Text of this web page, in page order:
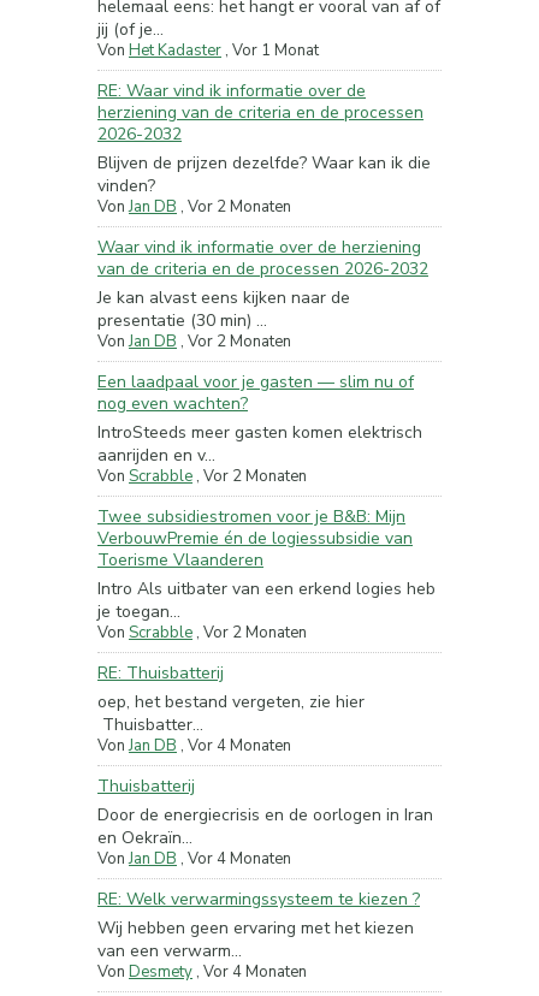
helemaal eens: het hangt er vooral van af of
jij (of je...
Von Het Kadaster , Vor 1 Monat
RE: Waar vind ik informatie over de
herziening van de criteria en de processen
2026-2032
Blijven de prijzen dezelfde? Waar kan ik die
vinden?
VonJan DB , Vor 2 Monaten
Waar vind ik informatie over de herziening
van de criteria en de processen 2026-2032
Je kan alvast eens kijken naar de
presentatie (30 min) ...
VonJan DB , Vor 2 Monaten
Een laadpaal voor je gasten — slim nu of
nog even wachten?
IntroSteeds meer gasten komen elektrisch
aanrijden en v...
Von Scrabble , Vor 2 Monaten
Twee subsidiestromen voor je B&B: Mijn
VerbouwPremie én de logiessubsidie van
Toerisme Vlaanderen
Intro Als uitbater van een erkend logies heb
je toegan...
Von Scrabble , Vor 2 Monaten
RE: Thuisbatterij
oep, het bestand vergeten, zie hier
Thuisbatter...
VonJan DB , Vor 4 Monaten
Thuisbatterij
Door de energiecrisis en de oorlogen in Iran
en Oekraïn...
VonJan DB , Vor 4 Monaten
RE: Welk verwarmingssysteem te kiezen ?
Wij hebben geen ervaring met het kiezen
van een verwarm...
Von Desmety , Vor 4 Monaten